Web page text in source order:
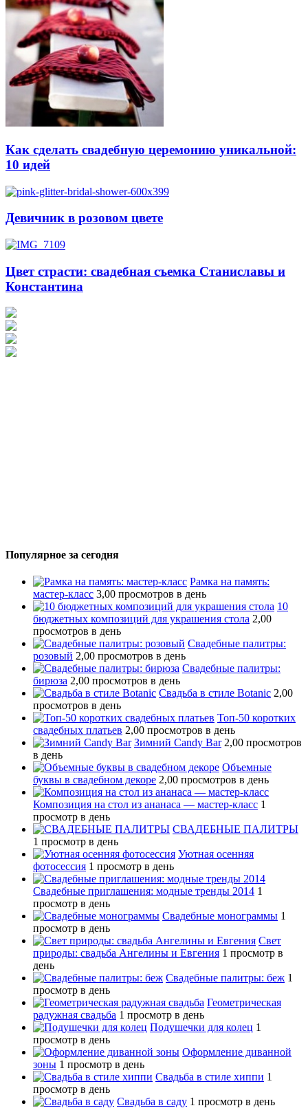
Как сделать свадебную церемонию уникальной:
10 идей
Девичник в розовом цвете
Цвет страсти: свадебная съемка Станиславы и
Константина
Популярное за сегодня
Рамка на память:
мастер-класс 3,00 просмотров в день
10
бюджетных композиций для украшения стола 2,00
просмотров в день
Свадебные палитры:
розовый 2,00 просмотров в день
Свадебные палитры:
бирюза 2,00 просмотров в день
Свадьба в стиле Botanic 2,00
просмотров в день
Топ-50 коротких
свадебных платьев 2,00 просмотров в день
Зимний Candy Bar 2,00 просмотров
в день
Объемные
буквы в свадебном декоре 2,00 просмотров в день
Композиция на стол из ананаса — мастер-класс 1
просмотр в день
СВАДЕБНЫЕ ПАЛИТРЫ
1 просмотр в день
Уютная осенняя
фотосессия 1 просмотр в день
Свадебные приглашения: модные тренды 2014 1
просмотр в день
Свадебные монограммы 1
просмотр в день
Свет
природы: свадьба Ангелины и Евгения 1 просмотр в
день
Свадебные палитры: беж 1
просмотр в день
Геометрическая
радужная свадьба 1 просмотр в день
Подушечки для колец 1
просмотр в день
Оформление диванной
зоны 1 просмотр в день
Свадьба в стиле хиппи 1
просмотр в день
Свадьба в саду 1 просмотр в день